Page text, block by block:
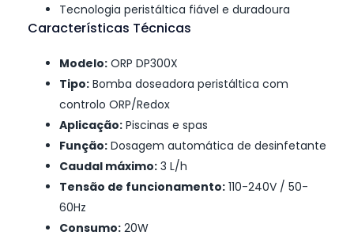
Tecnologia peristáltica fiável e duradoura
Características Técnicas
Modelo: ORP DP300X
Tipo: Bomba doseadora peristáltica com
controlo ORP/Redox
Aplicação: Piscinas e spas
Função: Dosagem automática de desinfetante
Caudal máximo: 3 L/h
Tensão de funcionamento: 110-240V / 50-
60Hz
Consumo: 20W